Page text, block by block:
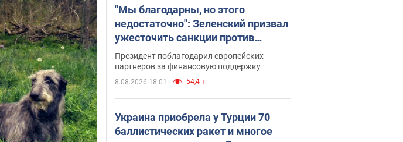
"Мы благодарны, но этого
недостаточно": Зеленский призвал
ужесточить санкции против
России
Президент поблагодарил европейских
партнеров за финансовую поддержку
8.08.2026 18:01 54,4 т.
Украина приобрела у Турции 70
баллистических ракет и многое